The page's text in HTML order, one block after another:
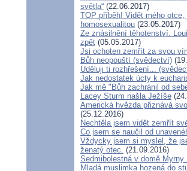
světla“ (22.06.2017)
TOP příběh! Vidět mého
homosexualitou (23.05.2017)
Ze znásilnění těhotenství.
zpět (05.05.2017)
Jsi ochoten zemřít za svou
Bůh neopouští (svědectví)
Uděluji ti rozhřešení...
Jak nedostatek úcty k
Jak mě "Bůh zachránil od
Lacey Sturm našla Ježíše
Americká hvězda přiznává
(25.12.2016)
Nechtěla jsem vidět zemřít
Co jsem se naučil od
Vždycky jsem si myslel, že
ženatý otec. (21.09.2016)
Sedmibolestná v domě Myrny
Mladá muslimka hozená do